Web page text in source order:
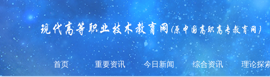
首页 重要资讯 今日新闻 综合资讯 理论探